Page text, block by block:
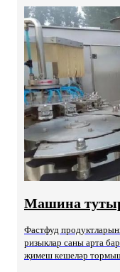
Машина
Фастфуд
ризыклар саны арта
җимеш кешеләр